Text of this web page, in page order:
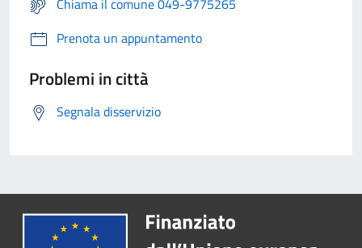
Chiama il comune 049-9775265
Prenota un appuntamento
Problemi in città
Segnala disservizio